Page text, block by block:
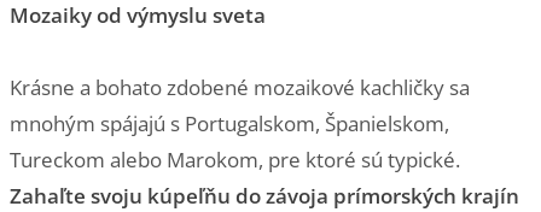
Mozaiky od výmyslu sveta
Krásne a bohato zdobené mozaikové kachličky sa
mnohým spájajú s Portugalskom, Španielskom,
Tureckom alebo Marokom, pre ktoré sú typické.
Zahaľte svoju kúpeľňu do závoja prímorských krajín